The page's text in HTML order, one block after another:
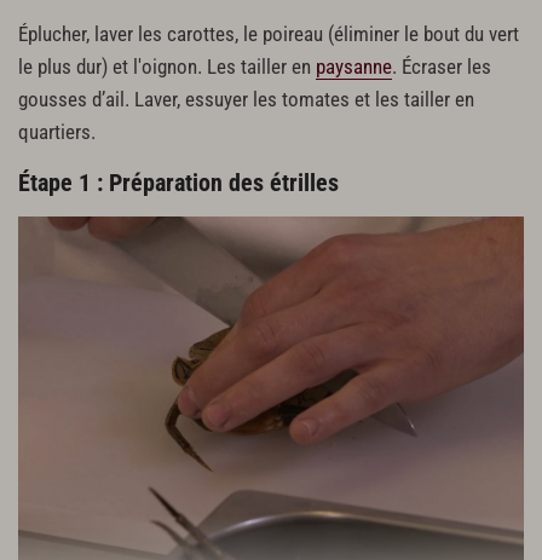
Éplucher, laver les carottes, le poireau (éliminer le bout du vert
le plus dur) et l'oignon. Les tailler en paysanne. Écraser les
gousses d’ail. Laver, essuyer les tomates et les tailler en
quartiers.
Étape 1 : Préparation des étrilles